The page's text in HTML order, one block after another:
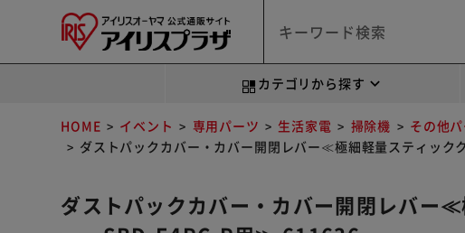
カテゴリから探す
HOME イベント 専用パーツ 生活家電 掃除機
その他パ
ダストパックカバー・カバー開閉レバー≪極細軽量スティッ
ダストパックカバー・カバー開閉レバー